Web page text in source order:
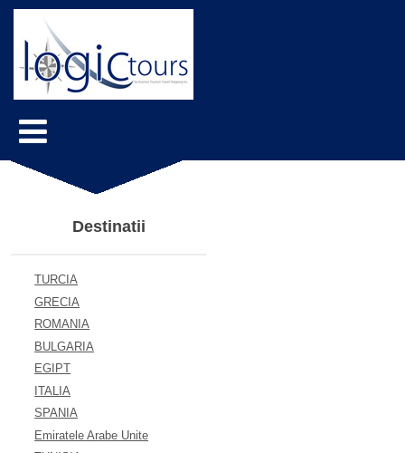
Destinatii
TURCIA
GRECIA
ROMANIA
BULGARIA
EGIPT
ITALIA
SPANIA
Emiratele Arabe Unite